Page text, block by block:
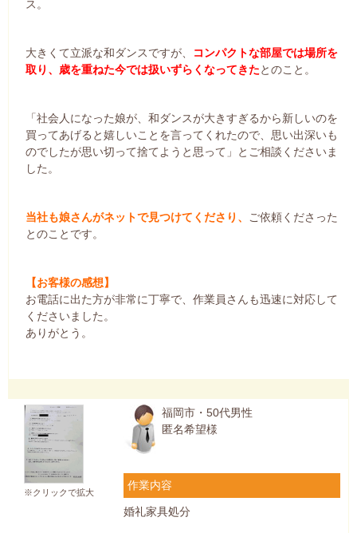
ス。
大きくて立派な和ダンスですが、
コンパクトな部屋では場所を
取り、歳を重ねた今では扱いずらくなってきたとのこと。
「社会人になった娘が、和ダンスが大きすぎるから新しいのを
買ってあげると嬉しいことを言ってくれたので、思い出深いも
のでしたが思い切って捨てようと思って」とご相談くださいま
した。
当社も娘さんがネットで見つけてくださり、
ご依頼くださった
とのことです。
【お客様の感想】
お電話に出た方が非常に丁寧で、作業員さんも迅速に対応して
くださいました。
ありがとう。
※クリックで拡大
福岡市・50代男性
匿名希望様
作業内容
婚礼家具処分